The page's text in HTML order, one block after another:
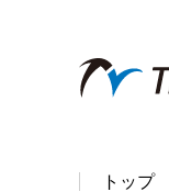
トップ